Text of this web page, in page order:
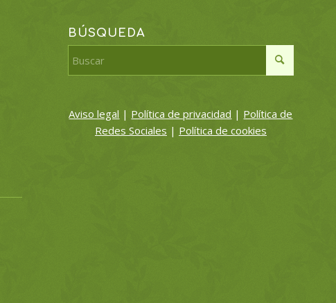
BÚSQUEDA
Aviso legal | Política de privacidad | Política de
Redes Sociales | Política de cookies